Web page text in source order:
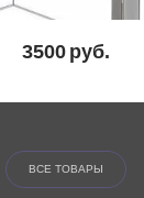
3500 руб.
ВСЕ ТОВАРЫ